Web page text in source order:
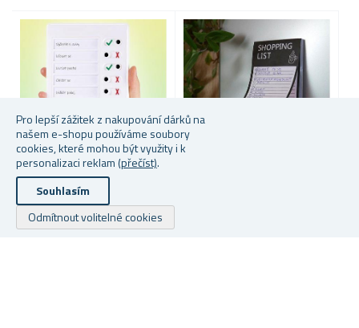
Pro lepší zážitek z nakupování dárků na
našem e-shopu používáme soubory
cookies, které mohou být využity i k
personalizaci reklam (přečíst).
Souhlasím
Odmítnout volitelné cookies
UNIVERZÁLNÍ PLÁNOVAČ